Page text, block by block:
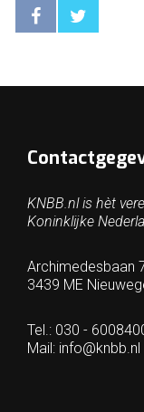
KNBB.nl is hèt
Koninklijke
Archimedesbaan
3439 ME
Tel.: 030 -
Mail: info@knbb.nl